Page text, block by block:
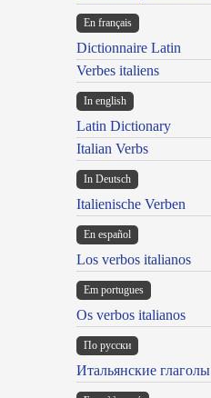
En français
Dictionnaire Latin
Verbes italiens
In english
Latin Dictionary
Italian Verbs
In Deutsch
Italienische Verben
En español
Los verbos italianos
Em portugues
Os verbos italianos
По русски
Итальянские глаголы